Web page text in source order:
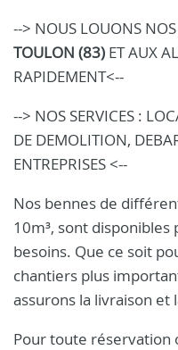
--> NOUS LOUONS NOS
TOULON (83) ET AUX
RAPIDEMENT<--
--> NOS SERVICES :
DE DEMOLITION,
ENTREPRISES <--
Nos bennes de
10m³, sont
besoins. Que ce soit
chantiers plus
assurons la livraison et
Pour toute réservation